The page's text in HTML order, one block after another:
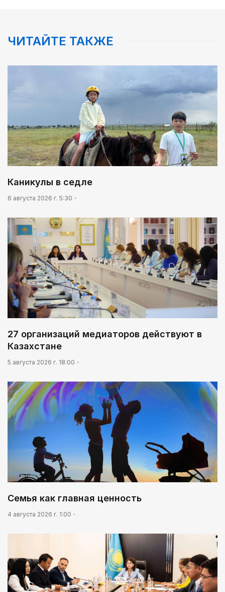
Пора получать из пшеницы не только муку...
Предвыборные теледебаты на Седьмом канале –
Требования к профессионализму повышаются
Почти 3 млрд тенге из возвращенных активов
выделили на водоснабжение сел в СКО
09:20
анонсировали совместный проект
09:54
«Человек-паук 4: Новый день» стал самым
кассовым фильмом 2026 года
ЧИТАЙТЕ ТАКЖЕ
Каникулы в седле
6 августа 2026 г. 5:30
27 организаций медиаторов действуют в
Казахстане
5 августа 2026 г. 18:00
Семья как главная ценность
4 августа 2026 г. 1:00